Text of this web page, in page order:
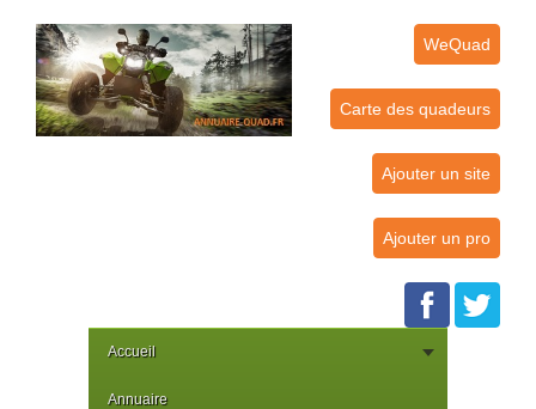
WeQuad
Carte des quadeurs
Ajouter un site
Ajouter un pro
Accueil
Annuaire